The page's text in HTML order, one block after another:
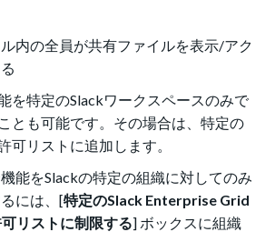
内の全員が共有ファイルを表示/アク
を特定のSlackワークスペースのみで
とも可能です。その場合は、特定の
可リストに追加します。
能をSlackの特定の組織に対してのみ
には、[特定のSlack Enterprise Grid
リストに制限する] ボックスに組織